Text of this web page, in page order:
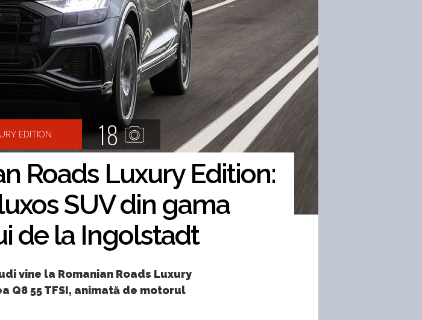
EDITION 18
Roads Luxury Edition:
SUV din gama
de la Ingolstadt
vine la Romanian Roads Luxury
Q8 55 TFSI, animată de motorul